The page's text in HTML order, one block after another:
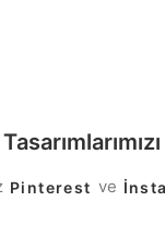
Pinterest ve